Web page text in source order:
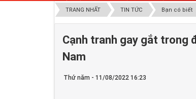
TRANG NHẤT TIN TỨC Bạn có biết
Cạnh tranh gay gắt trong
Nam
Thứ năm - 11/08/2022 16:23